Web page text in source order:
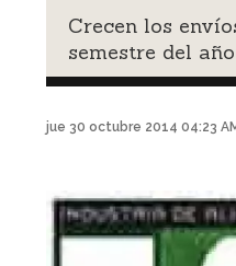
Crecen los
semestre del año
jue 30 octubre 2014 04:23